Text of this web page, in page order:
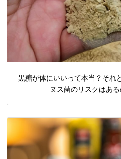
黒糖が体にいいって本当？それ
ヌス菌のリスクはある